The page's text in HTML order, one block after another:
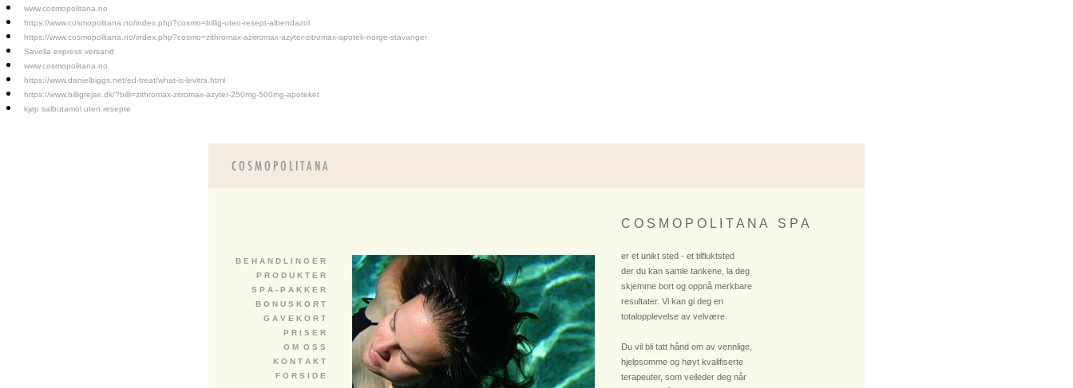
www.cosmopolitana.no
https://www.cosmopolitana.no/index.php?cosmo=billig-uten-resept-albendazol
https://www.cosmopolitana.no/index.php?cosmo=zithromax-azitromax-azyter-zitromax-apotek-norge-stavanger
Savella express versand
www.cosmopolitana.no
https://www.danielbiggs.net/ed-treat/what-is-levitra.html
https://www.billigrejse.dk/?billi=zithromax-zitromax-azyter-250mg-500mg-apoteket
kjøp salbutamol uten resepte
C O S M O P O L I T A N A S P A
er et unikt sted - et tilfluktsted
der du kan samle tankene, la deg
skjemme bort og oppnå merkbare
resultater. Vi kan gi deg en
totalopplevelse av velvære.
Du vil bli tatt hånd om av vennlige,
hjelpsomme og høyt kvalifiserte
terapeuter, som veileder deg når
B E H A N D L I N G E R
P R O D U K T E R
S P A - P A K K E R
B O N U S K O R T
G A V E K O R T
P R I S E R
O M O S S
K O N T A K T
F O R S I D E